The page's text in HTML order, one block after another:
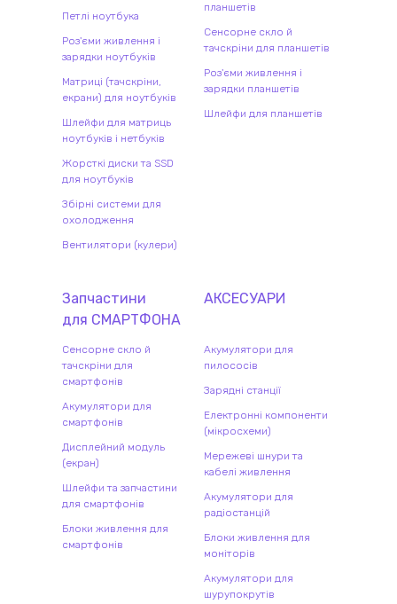
Петлі ноутбука
Роз'єми живлення і
зарядки ноутбуків
Матриці (тачскріни,
екрани) для ноутбуків
Шлейфи для матриць
ноутбуків і нетбуків
Жорсткі диски та SSD
для ноутбуків
Збірні системи для
охолодження
Вентилятори (кулери)
планшетів
Сенсорне скло й
тачскріни для планшетів
Роз'єми живлення і
зарядки планшетів
Шлейфи для планшетів
Запчастини
для СМАРТФОНА
Сенсорне скло й
тачскріни для
смартфонів
Акумулятори для
смартфонів
Дисплейний модуль
(екран)
Шлейфи та запчастини
для смартфонів
Блоки живлення для
смартфонів
АКСЕСУАРИ
Акумулятори для
пилососів
Зарядні станції
Електронні компоненти
(мікросхеми)
Мережеві шнури та
кабелі живлення
Акумулятори для
радіостанцій
Блоки живлення для
моніторів
Акумулятори для
шурупокрутів